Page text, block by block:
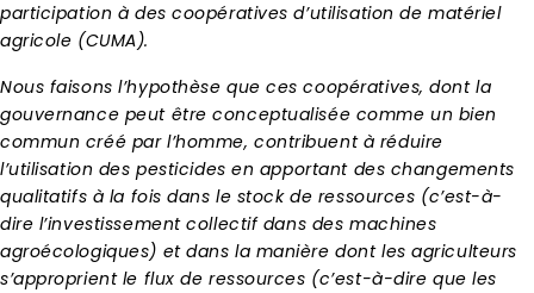
participation à des coopératives d’utilisation de matériel
agricole (CUMA).
Nous faisons l’hypothèse que ces coopératives, dont la
gouvernance peut être conceptualisée comme un bien
commun créé par l’homme, contribuent à réduire
l’utilisation des pesticides en apportant des changements
qualitatifs à la fois dans le stock de ressources (c’est-à-
dire l’investissement collectif dans des machines
agroécologiques) et dans la manière dont les agriculteurs
s’approprient le flux de ressources (c’est-à-dire que les